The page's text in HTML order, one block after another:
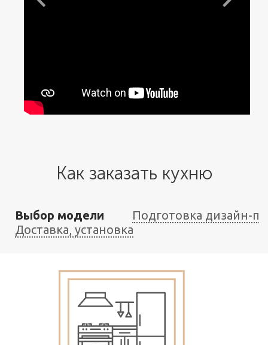
Как заказать кухню
Выбор модели
Подготовка дизайн-
Доставка, установка